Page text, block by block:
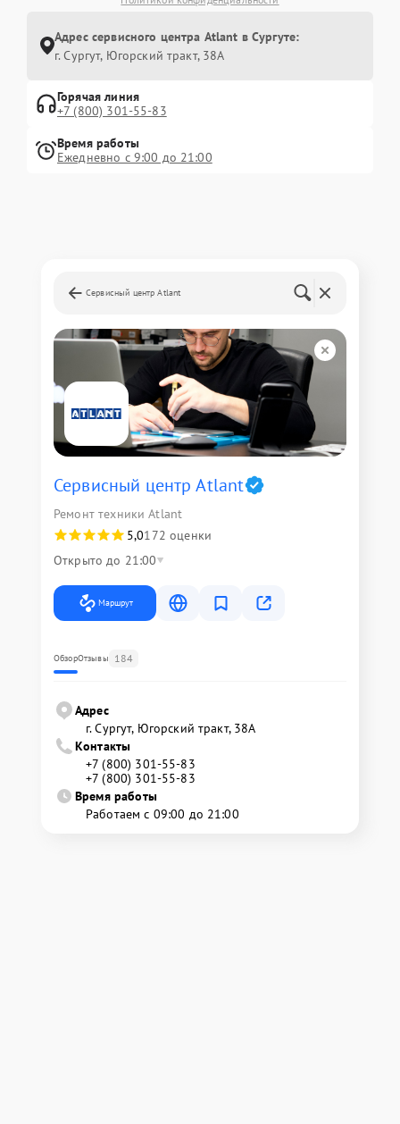
Адрес сервисного центра Atlant в Сургуте:
г. Сургут, Югорский тракт, 38А
Горячая линия
+7 (800) 301-55-83
Время работы
Ежедневно с 9:00 до 21:00
Сервисный центр Atlant
Сервисный центр Atlant
Ремонт техники Atlant
5,0172 оценки
Открыто до 21:00
Маршрут
ОбзорОтзывы 184
Адрес
г. Сургут, Югорский тракт, 38А
Контакты
+7 (800) 301-55-83
+7 (800) 301-55-83
Время работы
Работаем с 09:00 до 21:00